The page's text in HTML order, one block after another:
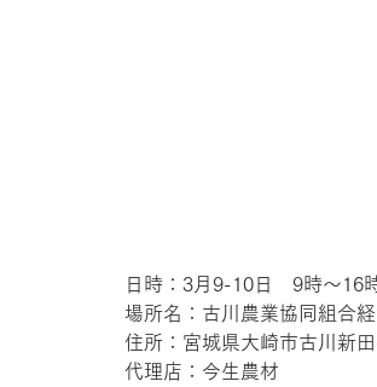
日時：3月9-10日　9時～16
場所名：古川農業協同組合
住所：宮城県大崎市古川新
代理店：今生農材